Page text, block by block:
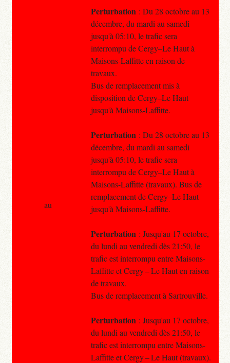
Perturbation : Du 28 octobre au 13
décembre, du mardi au samedi
jusqu'à 05:10, le trafic sera
interrompu de Cergy–Le Haut à
Maisons-Laffitte en raison de
travaux.
Bus de remplacement mis à
disposition de Cergy–Le Haut
jusqu'à Maisons-Laffitte.
Perturbation : Du 28 octobre au 13
décembre, du mardi au samedi
jusqu'à 05:10, le trafic sera
interrompu de Cergy–Le Haut à
Maisons-Laffitte (travaux). Bus de
remplacement de Cergy–Le Haut
jusqu'à Maisons-Laffitte.
Perturbation : Jusqu'au 17 octobre,
du lundi au vendredi dès 21:50, le
trafic est interrompu entre Maisons-
Laffitte et Cergy – Le Haut en raison
de travaux.
Bus de remplacement à Sartrouville.
Perturbation : Jusqu'au 17 octobre,
du lundi au vendredi dès 21:50, le
trafic est interrompu entre Maisons-
Laffitte et Cergy – Le Haut (travaux).
au